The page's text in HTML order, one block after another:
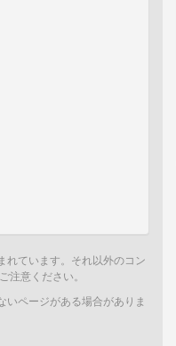
れています。それ以外のコン
注意ください。
ページがある場合がありま